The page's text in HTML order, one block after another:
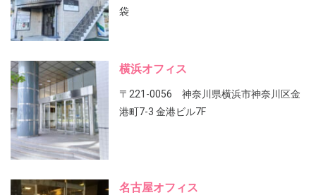
袋
横浜オフィス
〒221-0056 神奈川県横浜市神奈川区金
港町7-3 金港ビル7F
名古屋オフィス